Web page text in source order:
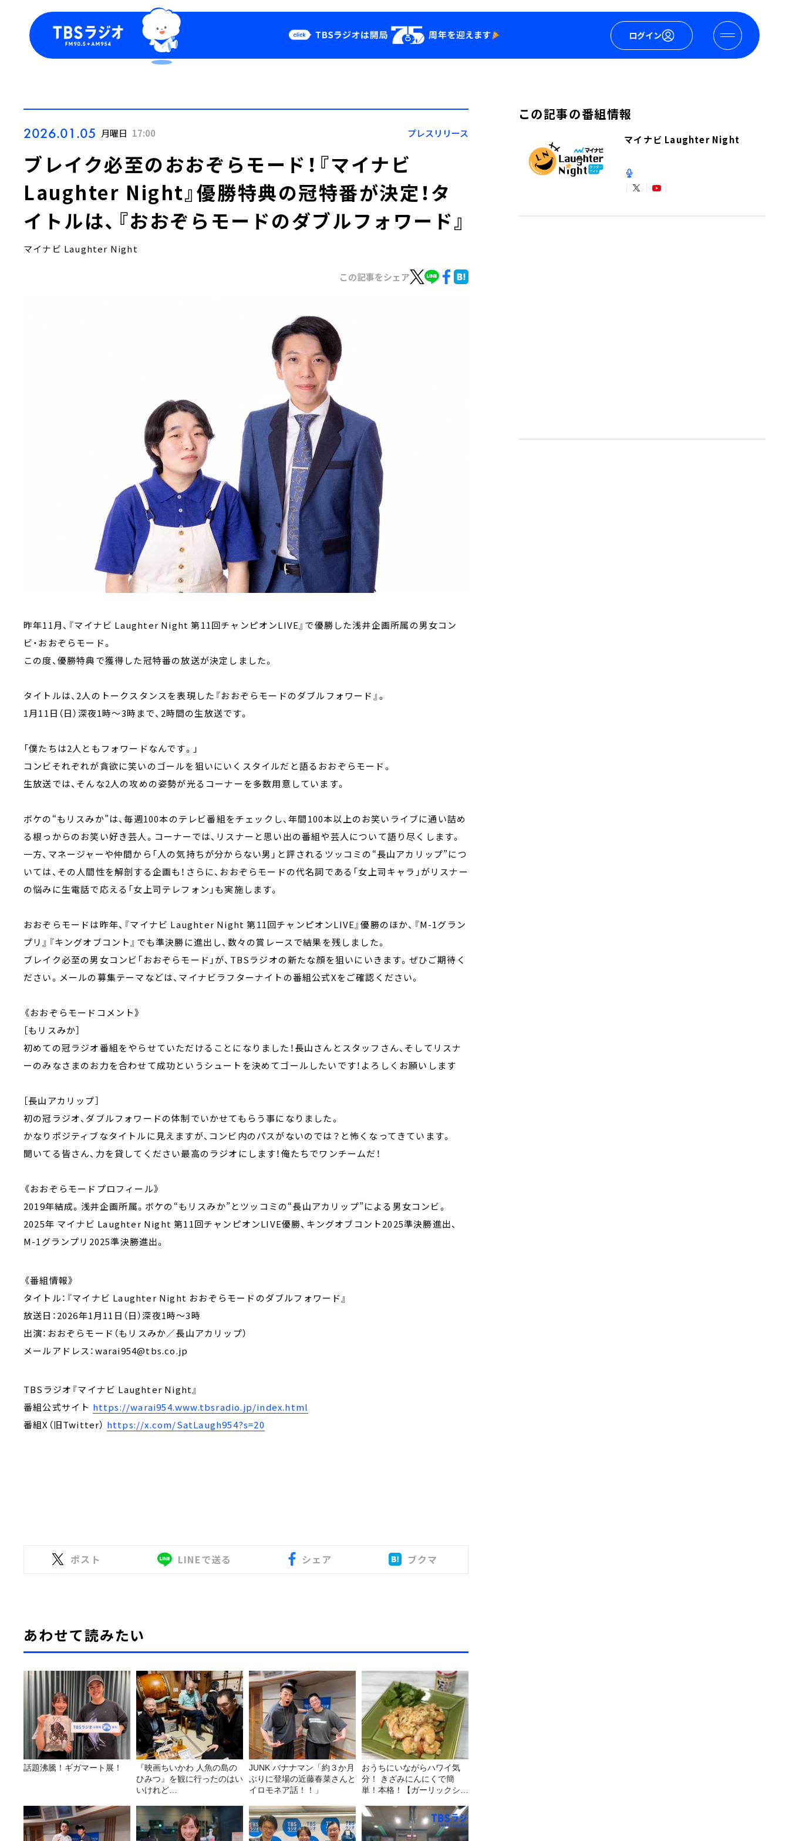
ログイン
Podcast
YouTube
会社情報
2026.01.05 月曜日 17:00 プレスリリース
ブレイク必至のおおぞらモード！『マイナビ
Laughter Night』優勝特典の冠特番が決定！タ
イトルは、『おおぞらモードのダブルフォワード』
マイナビ Laughter Night
この記事をシェア
昨年11月、『マイナビ Laughter Night 第11回チャンピオンLIVE』で優勝した浅井企画所属の男女コン
ビ・おおぞらモード。
この度、優勝特典で獲得した冠特番の放送が決定しました。
タイトルは、2人のトークスタンスを表現した『おおぞらモードのダブルフォワード』。
1月11日（日）深夜1時～3時まで、2時間の生放送です。
「僕たちは2人ともフォワードなんです。」
コンビそれぞれが貪欲に笑いのゴールを狙いにいくスタイルだと語るおおぞらモード。
生放送では、そんな2人の攻めの姿勢が光るコーナーを多数用意しています。
ボケの“もリスみか”は、毎週100本のテレビ番組をチェックし、年間100本以上のお笑いライブに通い詰め
る根っからのお笑い好き芸人。コーナーでは、リスナーと思い出の番組や芸人について語り尽くします。
一方、マネージャーや仲間から「人の気持ちが分からない男」と評されるツッコミの“長山アカリップ”につ
いては、その人間性を解剖する企画も！さらに、おおぞらモードの代名詞である「女上司キャラ」がリスナー
の悩みに生電話で応える「女上司テレフォン」も実施します。
おおぞらモードは昨年、『マイナビ Laughter Night 第11回チャンピオンLIVE』優勝のほか、『M-1グラン
プリ』『キングオブコント』でも準決勝に進出し、数々の賞レースで結果を残しました。
ブレイク必至の男女コンビ「おおぞらモード」が、TBSラジオの新たな顔を狙いにいきます。ぜひご期待く
ださい。メールの募集テーマなどは、マイナビラフターナイトの番組公式Xをご確認ください。
《おおぞらモードコメント》
［もリスみか］
初めての冠ラジオ番組をやらせていただけることになりました！長山さんとスタッフさん、そしてリスナ
ーのみなさまのお力を合わせて成功というシュートを決めてゴールしたいです！よろしくお願いします
［長山アカリップ］
初の冠ラジオ、ダブルフォワードの体制でいかせてもらう事になりました。
かなりポジティブなタイトルに見えますが、コンビ内のパスがないのでは？と怖くなってきています。
聞いてる皆さん、力を貸してください最高のラジオにします！俺たちでワンチームだ！
《おおぞらモードプロフィール》
2019年結成。浅井企画所属。ボケの“もリスみか”とツッコミの“長山アカリップ”による男女コンビ。
2025年 マイナビ Laughter Night 第11回チャンピオンLIVE優勝、キングオブコント2025準決勝進出、
M-1グランプリ2025準決勝進出。
《番組情報》
タイトル：『マイナビ Laughter Night おおぞらモードのダブルフォワード』
放送日：2026年1月11日（日）深夜1時～3時
出演：おおぞらモード（もリスみか／長山アカリップ）
メールアドレス：warai954@tbs.co.jp
TBSラジオ『マイナビ Laughter Night』
番組公式サイト https://warai954.www.tbsradio.jp/index.html
番組X（旧Twitter） https://x.com/SatLaugh954?s=20
ポスト LINEで送る シェア ブクマ
あわせて読みたい
話題沸騰！ギガマート展！
『映画ちいかわ 人魚の島の
ひみつ』を観に行ったのはい
いけれど…
JUNK バナナマン「約３か月
ぶりに登場の近藤春菜さんと
イロモネア話！！」
おうちにいながらハワイ気
分！ きざみにんにくで簡
単！本格！【ガーリックシュ
シピ
この記事の番組情報
マイナビ Laughter Night